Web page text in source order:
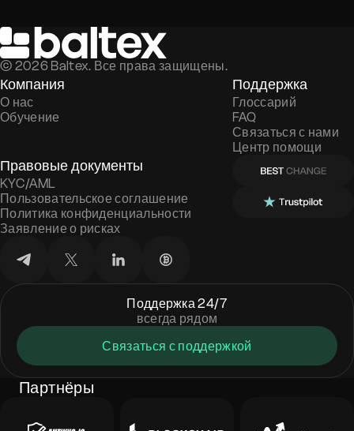
© 2026 Baltex. Все права защищены.
Компания
О нас
Обучение
Поддержка
Глоссарий
FAQ
Связаться с нами
Центр помощи
Правовые документы
KYC/AML
Пользовательское соглашение
Политика конфиденциальности
Заявление о рисках
Поддержка 24/7
всегда рядом
Связаться с поддержкой
Партнёры